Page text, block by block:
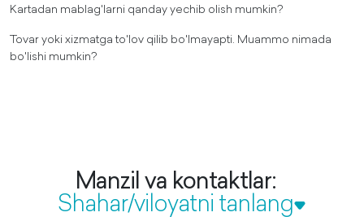
Kartadan mablag'larni qanday yechib olish mumkin?
Tovar yoki xizmatga to'lov qilib bo'lmayapti. Muammo nimada
bo'lishi mumkin?
Manzil va kontaktlar:
Shahar/viloyatni tanlang